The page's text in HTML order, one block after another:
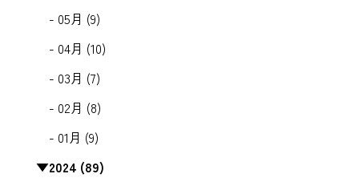
- 05月 (9)
- 04月 (10)
- 03月 (7)
- 02月 (8)
- 01月 (9)
▼2024 (89)